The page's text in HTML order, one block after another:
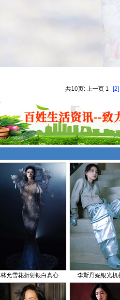
共10页: 上一页 1 [2]
林允雪花折射银白真心 李斯丹妮银光机